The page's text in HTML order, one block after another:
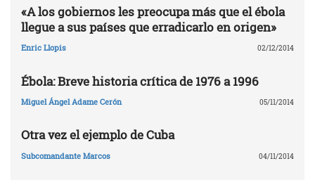
«A los gobiernos les preocupa más que el ébola
llegue a sus países que erradicarlo en origen»
Enric Llopis 02/12/2014
Ébola: Breve historia crítica de 1976 a 1996
Miguel Ángel Adame Cerón 05/11/2014
Otra vez el ejemplo de Cuba
Subcomandante Marcos 04/11/2014